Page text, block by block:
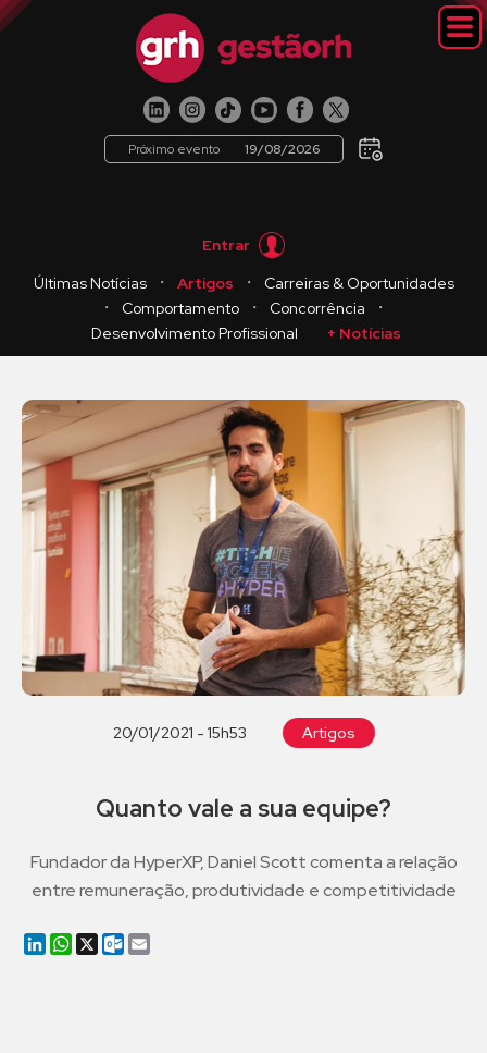
Próximo evento 19/08/2026
Entrar
Últimas Notícias
・ Artigos ・
Carreiras & Oportunidades
・
Comportamento ・ Concorrência
・
Desenvolvimento Profissional
+ Notícias
20/01/2021 - 15h53 Artigos
Quanto vale a sua equipe?
Fundador da HyperXP, Daniel Scott comenta a relação
entre remuneração, produtividade e competitividade
LinkedIn
WhatsApp
X Outlook.com